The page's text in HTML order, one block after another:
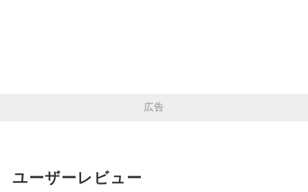
広告
ユーザーレビュー